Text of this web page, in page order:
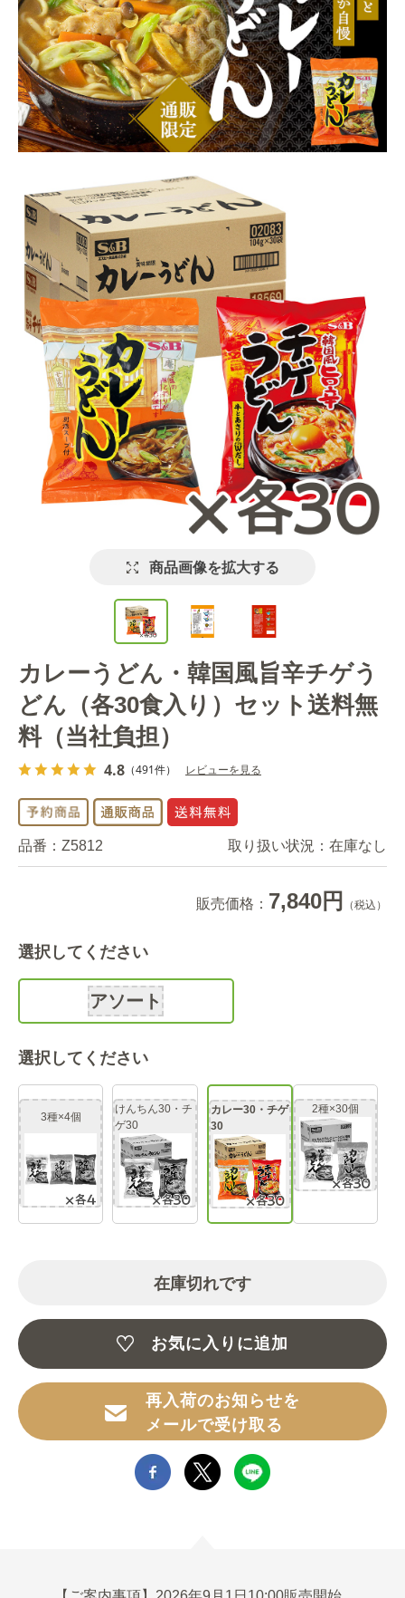
商品画像を拡大する
カレーうどん・韓国風旨辛チゲう
どん（各30食入り）セット送料無
料（当社負担）
4.8 （491件） レビューを見る
品番： Z5812 取り扱い状況： 在庫なし
販売価格： 7,840円 （税込）
選択してください
アソート
選択してください
3種×4個
けんちん30・チ
ゲ30
カレー30・チゲ
30
2種×30個
在庫切れです
お気に入りに追加
再入荷のお知らせを
メールで受け取る